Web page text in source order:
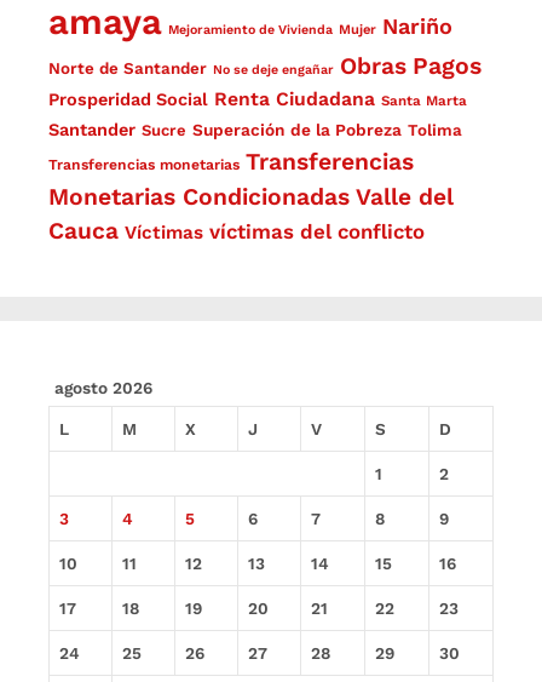
amaya Mejoramiento de Vivienda Mujer Nariño
Norte de Santander No se deje engañar Obras Pagos
Prosperidad Social Renta Ciudadana Santa Marta
Santander Sucre Superación de la Pobreza Tolima
Transferencias monetarias Transferencias
Monetarias Condicionadas Valle del
Cauca Víctimas víctimas del conflicto
agosto 2026
L M X J V S D
1 2
3 4 5 6 7 8 9
10 11 12 13 14 15 16
17 18 19 20 21 22 23
24 25 26 27 28 29 30